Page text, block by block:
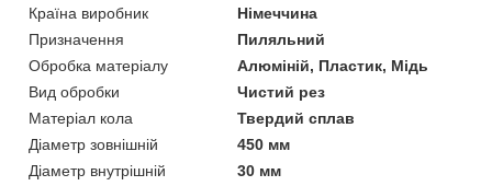
Країна виробник
Німеччина
Призначення
Пиляльний
Обробка матеріалу
Алюміній, Пластик, Мідь
Вид обробки
Чистий рез
Матеріал кола
Твердий сплав
Діаметр зовнішній
450 мм
Діаметр внутрішній
30 мм